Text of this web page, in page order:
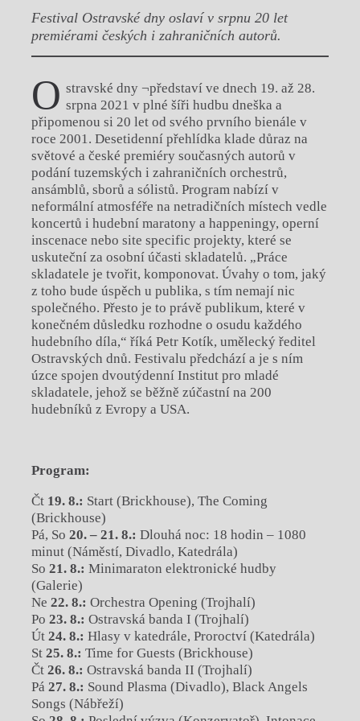
Festival Ostravské dny oslaví v srpnu 20 let
premiérami českých i zahraničních autorů.
O stravské dny ¬představí ve dnech 19. až 28.
srpna 2021 v plné šíři hudbu dneška a
připomenou si 20 let od svého prvního bienále v
roce 2001. Desetidenní přehlídka klade důraz na
světové a české premiéry současných autorů v
podání tuzemských i zahraničních orchestrů,
ansámblů, sborů a sólistů. Program nabízí v
neformální atmosféře na netradičních místech vedle
koncertů i hudební maratony a happeningy, operní
inscenace nebo site specific projekty, které se
uskuteční za osobní účasti skladatelů. „Práce
skladatele je tvořit, komponovat. Úvahy o tom, jaký
z toho bude úspěch u publika, s tím nemají nic
společného. Přesto je to právě publikum, které v
konečném důsledku rozhodne o osudu každého
hudebního díla,“ říká Petr Kotík, umělecký ředitel
Ostravských dnů. Festivalu předchází a je s ním
úzce spojen dvoutýdenní Institut pro mladé
skladatele, jehož se běžně zúčastní na 200
hudebníků z Evropy a USA.
Program:
Čt 19. 8.: Start (Brickhouse), The Coming
(Brickhouse)
Pá, So 20. – 21. 8.: Dlouhá noc: 18 hodin – 1080
minut (Náměstí, Divadlo, Katedrála)
So 21. 8.: Minimaraton elektronické hudby
(Galerie)
Ne 22. 8.: Orchestra Opening (Trojhalí)
Po 23. 8.: Ostravská banda I (Trojhalí)
Út 24. 8.: Hlasy v katedrále, Proroctví (Katedrála)
St 25. 8.: Time for Guests (Brickhouse)
Čt 26. 8.: Ostravská banda II (Trojhalí)
Pá 27. 8.: Sound Plasma (Divadlo), Black Angels
Songs (Nábřeží)